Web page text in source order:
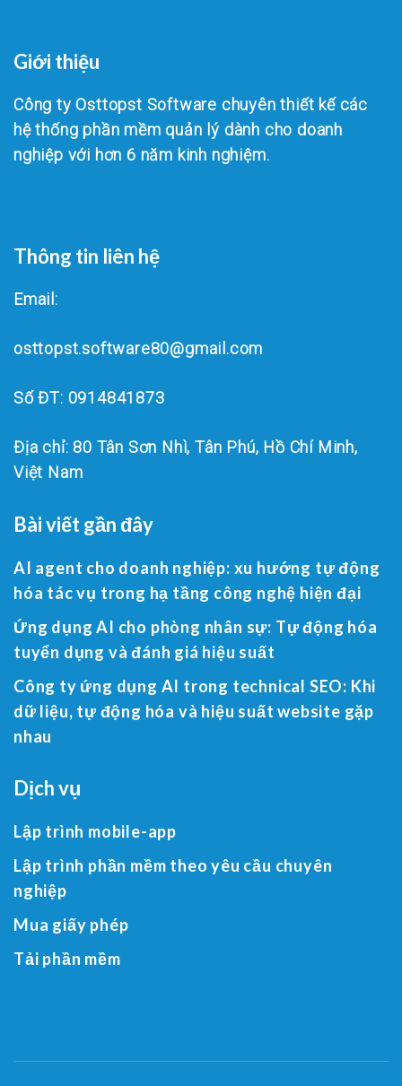
Giới thiệu
Công ty Osttopst Software chuyên thiết kế các
hệ thống phần mềm quản lý dành cho doanh
nghiệp với hơn 6 năm kinh nghiệm.
Thông tin liên hệ
Email:
osttopst.software80@gmail.com
Số ĐT: 0914841873
Địa chỉ: 80 Tân Sơn Nhì, Tân Phú, Hồ Chí Minh,
Việt Nam
Bài viết gần đây
AI agent cho doanh nghiệp: xu hướng tự động
hóa tác vụ trong hạ tầng công nghệ hiện đại
Ứng dụng AI cho phòng nhân sự: Tự động hóa
tuyển dụng và đánh giá hiệu suất
Công ty ứng dụng AI trong technical SEO: Khi
dữ liệu, tự động hóa và hiệu suất website gặp
nhau
Dịch vụ
Lập trình mobile-app
Lập trình phần mềm theo yêu cầu chuyên
nghiệp
Mua giấy phép
Tải phần mềm